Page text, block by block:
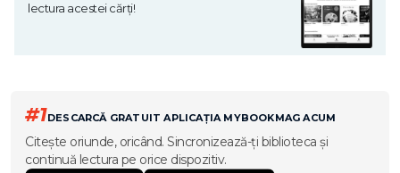
lectura acestei cărți!
#1DESCARCĂ GRATUIT APLICAȚIA MYBOOKMAG ACUM
Citește oriunde, oricând. Sincronizează-ți biblioteca și
continuă lectura pe orice dispozitiv.